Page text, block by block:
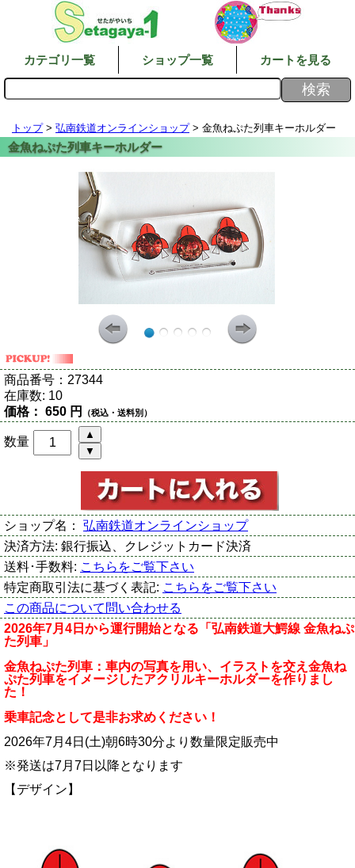
カテゴリ一覧 ショップ一覧 カートを見る
トップ> 弘南鉄道オンラインショップ> 金魚ねぷた列車キーホルダー
商品番号： 27344
在庫数: 10
価格： 650 円 （税込・送料別）
数量
ショップ名： 弘南鉄道オンラインショップ
決済方法: 銀行振込、クレジットカード決済
送料･手数料: こちらをご覧下さい
特定商取引法に基づく表記: こちらをご覧下さい
この商品について問い合わせる
2026年7月4日から運行開始となる「弘南鉄道大鰐線 金魚ねぷ
た列車」
金魚ねぷた列車：車内の写真を用い、イラストを交え金魚ね
ぷた列車をイメージしたアクリルキーホルダーを作りまし
た！
乗車記念として是非お求めください！
2026年7月4日(土)朝6時30分より数量限定販売中
※発送は7月7日以降となります
【デザイン】